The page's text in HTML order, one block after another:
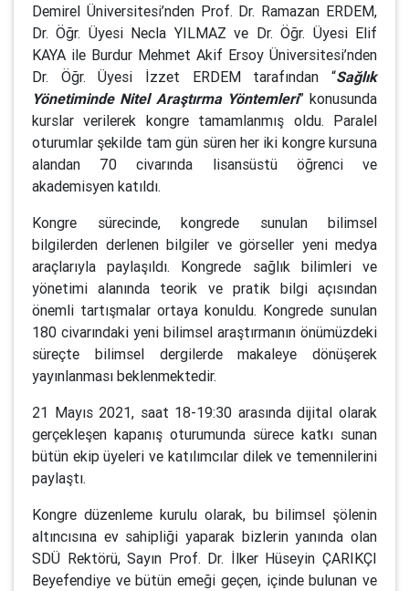
Demirel Üniversitesi’nden Prof. Dr. Ramazan ERDEM,
Dr. Öğr. Üyesi Necla YILMAZ ve Dr. Öğr. Üyesi Elif
KAYA ile Burdur Mehmet Akif Ersoy Üniversitesi’nden
Dr. Öğr. Üyesi İzzet ERDEM tarafından “Sağlık
Yönetiminde Nitel Araştırma Yöntemleri” konusunda
kurslar verilerek kongre tamamlanmış oldu. Paralel
oturumlar şekilde tam gün süren her iki kongre kursuna
alandan 70 civarında lisansüstü öğrenci ve
akademisyen katıldı.
Kongre sürecinde, kongrede sunulan bilimsel
bilgilerden derlenen bilgiler ve görseller yeni medya
araçlarıyla paylaşıldı. Kongrede sağlık bilimleri ve
yönetimi alanında teorik ve pratik bilgi açısından
önemli tartışmalar ortaya konuldu. Kongrede sunulan
180 civarındaki yeni bilimsel araştırmanın önümüzdeki
süreçte bilimsel dergilerde makaleye dönüşerek
yayınlanması beklenmektedir.
21 Mayıs 2021, saat 18-19:30 arasında dijital olarak
gerçekleşen kapanış oturumunda sürece katkı sunan
bütün ekip üyeleri ve katılımcılar dilek ve temennilerini
paylaştı.
Kongre düzenleme kurulu olarak, bu bilimsel şölenin
altıncısına ev sahipliği yaparak bizlerin yanında olan
SDÜ Rektörü, Sayın Prof. Dr. İlker Hüseyin ÇARIKÇI
Beyefendiye ve bütün emeği geçen, içinde bulunan ve